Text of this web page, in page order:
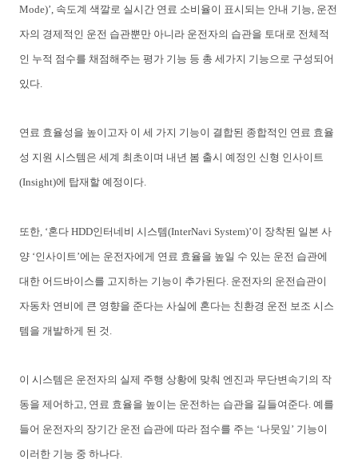
Mode)’, 속도계 색깔로 실시간 연료 소비율이 표시되는 안내 기능, 운전
자의 경제적인 운전 습관뿐만 아니라 운전자의 습관을 토대로 전체적
인 누적 점수를 채점해주는 평가 기능 등 총 세가지 기능으로 구성되어
있다.
연료 효율성을 높이고자 이 세 가지 기능이 결합된 종합적인 연료 효율
성 지원 시스템은 세계 최초이며 내년 봄 출시 예정인 신형 인사이트
(Insight)에 탑재할 예정이다.
또한, ‘혼다 HDD인터네비 시스템(InterNavi System)’이 장착된 일본 사
양 ‘인사이트’에는 운전자에게 연료 효율을 높일 수 있는 운전 습관에
대한 어드바이스를 고지하는 기능이 추가된다. 운전자의 운전습관이
자동차 연비에 큰 영향을 준다는 사실에 혼다는 친환경 운전 보조 시스
템을 개발하게 된 것 .
이 시스템은 운전자의 실제 주행 상황에 맞춰 엔진과 무단변속기의 작
동을 제어하고, 연료 효율을 높이는 운전하는 습관을 길들여준다. 예를
들어 운전자의 장기간 운전 습관에 따라 점수를 주는 ‘나뭇잎 ’ 기능이
이러한 기능 중 하나다.